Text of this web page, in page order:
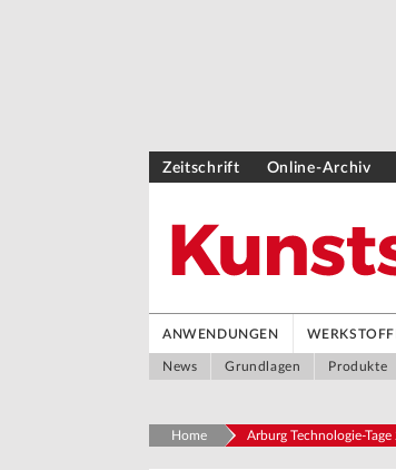
Zeitschrift Online-Archiv
ANWENDUNGEN
News Grundlagen Produkte
Home Arburg Technologie-Tage